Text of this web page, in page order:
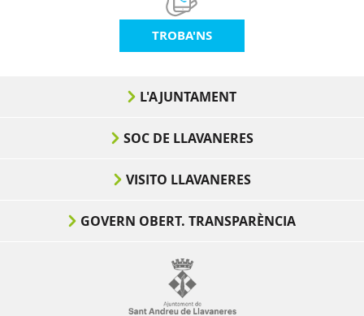
TROBA'NS
L'AJUNTAMENT
SOC DE LLAVANERES
VISITO LLAVANERES
GOVERN OBERT. TRANSPARÈNCIA